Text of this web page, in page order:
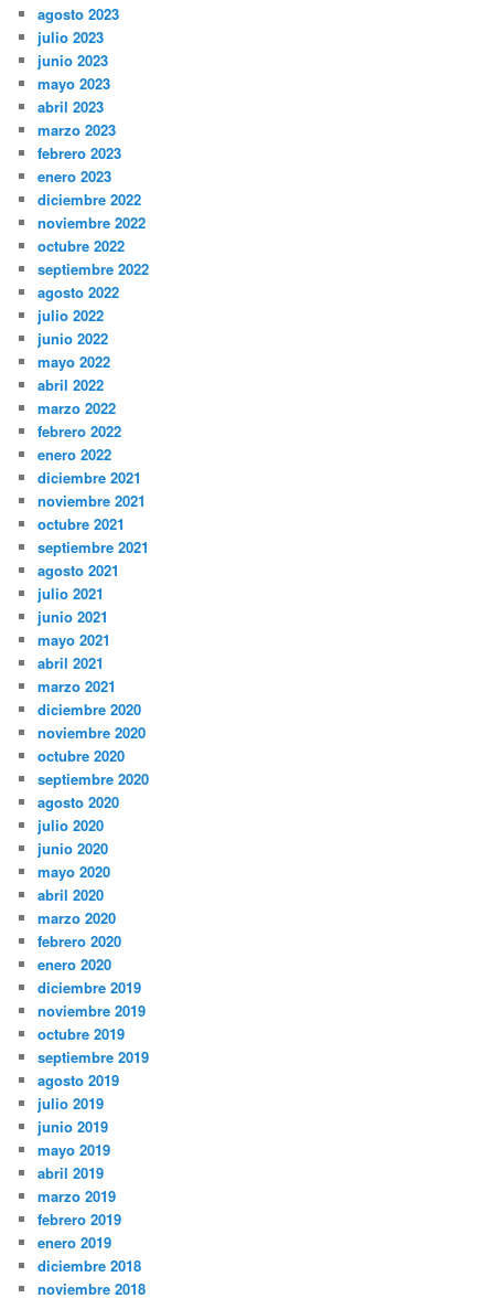
agosto 2023
julio 2023
junio 2023
mayo 2023
abril 2023
marzo 2023
febrero 2023
enero 2023
diciembre 2022
noviembre 2022
octubre 2022
septiembre 2022
agosto 2022
julio 2022
junio 2022
mayo 2022
abril 2022
marzo 2022
febrero 2022
enero 2022
diciembre 2021
noviembre 2021
octubre 2021
septiembre 2021
agosto 2021
julio 2021
junio 2021
mayo 2021
abril 2021
marzo 2021
diciembre 2020
noviembre 2020
octubre 2020
septiembre 2020
agosto 2020
julio 2020
junio 2020
mayo 2020
abril 2020
marzo 2020
febrero 2020
enero 2020
diciembre 2019
noviembre 2019
octubre 2019
septiembre 2019
agosto 2019
julio 2019
junio 2019
mayo 2019
abril 2019
marzo 2019
febrero 2019
enero 2019
diciembre 2018
noviembre 2018